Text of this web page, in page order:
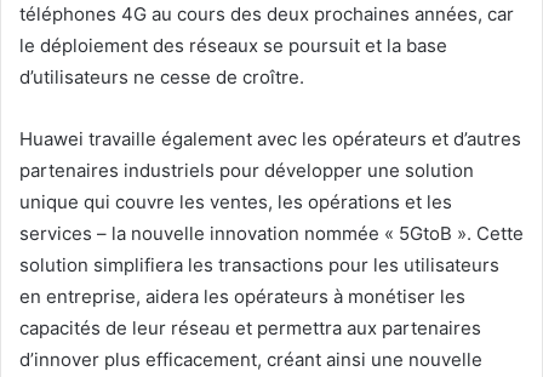
téléphones 4G au cours des deux prochaines années, car
le déploiement des réseaux se poursuit et la base
d’utilisateurs ne cesse de croître.
Huawei travaille également avec les opérateurs et d’autres
partenaires industriels pour développer une solution
unique qui couvre les ventes, les opérations et les
services – la nouvelle innovation nommée « 5GtoB ». Cette
solution simplifiera les transactions pour les utilisateurs
en entreprise, aidera les opérateurs à monétiser les
capacités de leur réseau et permettra aux partenaires
d’innover plus efficacement, créant ainsi une nouvelle